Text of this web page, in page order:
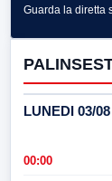
Guarda la diretta
LUNEDI 03/08
00:00